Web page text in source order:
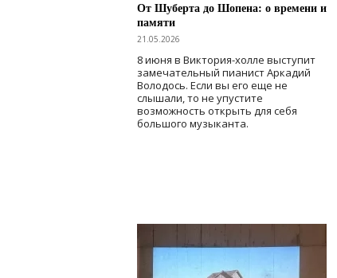
От Шуберта до Шопена: о времени и
памяти
21.05.2026
8 июня в Виктория-холле выступит
замечательный пианист Аркадий
Володось. Если вы его еще не
слышали, то не упустите
возможность открыть для себя
большого музыканта.